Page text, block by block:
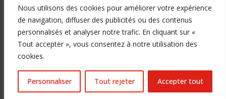
Nous utilisons des cookies pour améliorer votre expérience
de navigation, diffuser des publicités ou des contenus
personnalisés et analyser notre trafic. En cliquant sur «
Tout accepter », vous consentez à notre utilisation des
cookies.
Personnaliser Tout rejeter Accepter tout
Copyright © 2018 SVRGE – Crée par
&BUSINESS MARKETING LAB